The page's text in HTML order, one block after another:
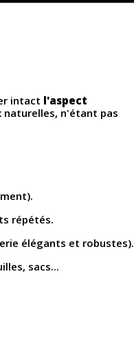
intact l'aspect
naturelles, n'étant pas
répétés.
élégants et robustes).
sacs...